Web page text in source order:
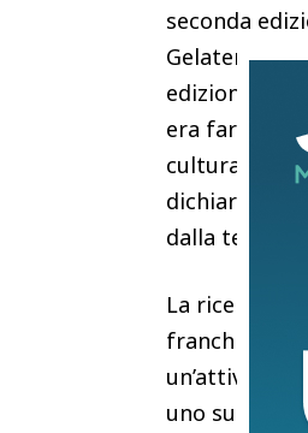
seconda
Gelateria La
edizione,
era fare
cultura e
dichiarata:
dalla teoria
La ricerca
franchising
un’attività
uno su tre —